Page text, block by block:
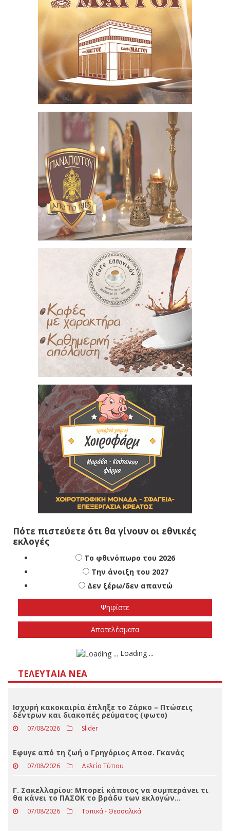
Πότε πιστεύετε ότι θα γίνουν οι εθνικές
εκλογές
Το φθινόπωρο του 2026
Την άνοιξη του 2027
Δεν ξέρω/δεν απαντώ
ΤΕΛΕΥΤΑΊΑ ΝΈΑ
Ισχυρή κακοκαιρία έπληξε το Ζάρκο – Πτώσεις
δέντρων και διακοπές ρεύματος (φωτο)
Eφυγε από τη ζωή ο Γρηγόριος Αποσ. Γκανάς
07/08/2026 Δελτία Τύπου